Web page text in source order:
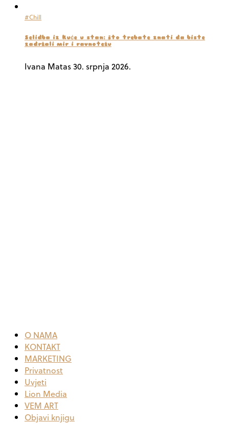
#Chill
Selidba iz kuće u stan: što trebate znati da biste
zadržali mir i ravnotežu
Ivana Matas30. srpnja 2026.
O NAMA
KONTAKT
MARKETING
Privatnost
Uvjeti
Lion Media
VEM ART
Objavi knjigu